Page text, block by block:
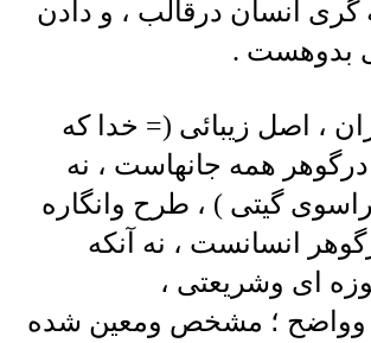
گری انسان درقالب ، و دادن
بدوهست .
، اصل زیبائی (= خدا که
درگوهر همه جانهاست ، نه
گیتی ) ، طرح وانگاره
انسانست ، نه آنکه
ای وشریعتی ،
؛ مشخص ومعین شده